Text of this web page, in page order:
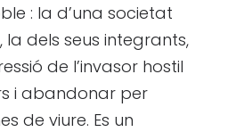
: la d’una societat
dels seus integrants,
de l’invasor hostil
i abandonar per
de viure. Es un